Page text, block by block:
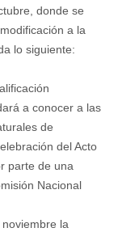
donde se
a la
lo siguiente:
a conocer a las
de
del Acto
parte de una
Nacional
la